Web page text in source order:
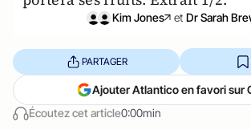
Kim Jones et Dr Sarah
Écoutez cet article0:00min
PARTAGER
Ajouter Atlantico en favori sur